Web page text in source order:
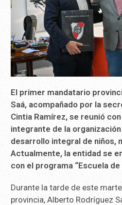
El primer mandatario
Saá, acompañado por la
Cintia Ramírez, se reunió
integrante de la
desarrollo integral de niños,
Actualmente, la entidad se
con el programa “Escuela
Durante la tarde de este
provincia, Alberto Rodríguez